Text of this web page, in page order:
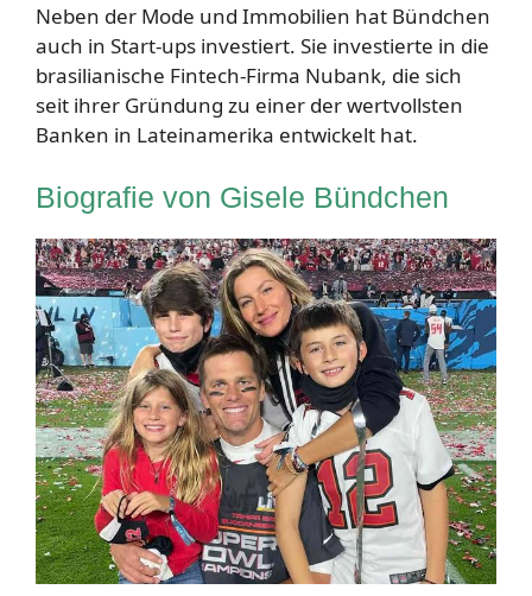
Neben der Mode und Immobilien hat Bündchen
auch in Start-ups investiert. Sie investierte in die
brasilianische Fintech-Firma Nubank, die sich
seit ihrer Gründung zu einer der wertvollsten
Banken in Lateinamerika entwickelt hat.
Biografie von Gisele Bündchen